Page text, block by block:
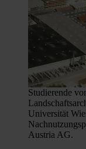
Studierende
Universität
Austria AG.